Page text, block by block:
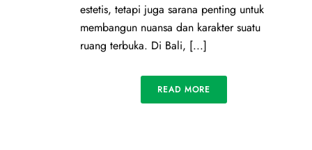
estetis, tetapi juga sarana penting untuk
membangun nuansa dan karakter suatu
ruang terbuka. Di Bali, [...]
READ MORE